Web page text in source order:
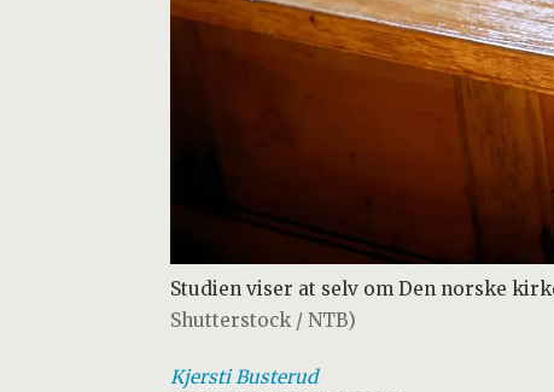
Studien viser at selv om Den norske
Shutterstock / NTB)
Kjersti Busterud